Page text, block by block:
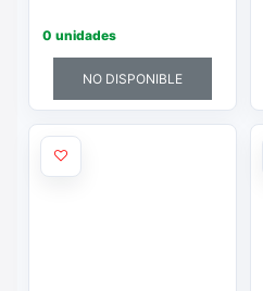
0 unidades
NO DISPONIBLE